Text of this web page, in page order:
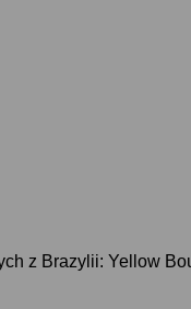
z Brazylii: Yellow